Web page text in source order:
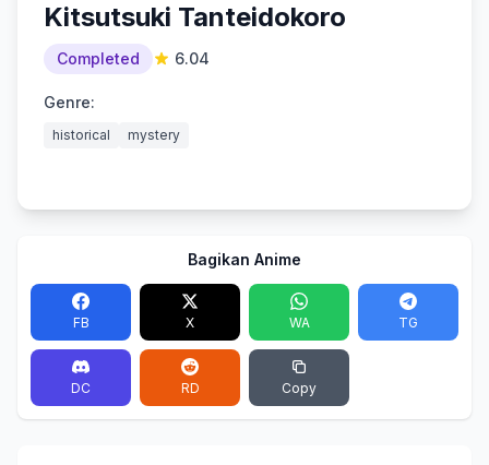
Kitsutsuki Tanteidokoro
Completed 6.04
Genre:
historical mystery
Bagikan Anime
FB X WA TG
DC RD Copy